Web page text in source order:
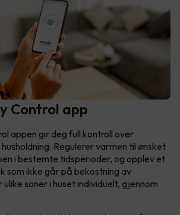
Control app
appen gir deg full kontroll over
Regulerer varmen til ønsket
i bestemte tidsperioder, og opplev et
som ikke går på bekostning av
soner i huset individuelt, gjennom